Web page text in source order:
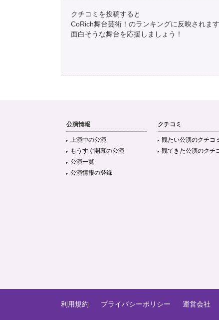
クチコミを投稿すると
CoRich舞台芸術！のランキングに反映されます
面白そうな舞台を応援しましょう！
公演情報
上演中の公演
もうすぐ開幕の公演
公演一覧
公演情報の登録
クチコミ
観たい公演のクチコミ
観てきた公演のクチ
利用規約 プライバシーポリシー 運営会社